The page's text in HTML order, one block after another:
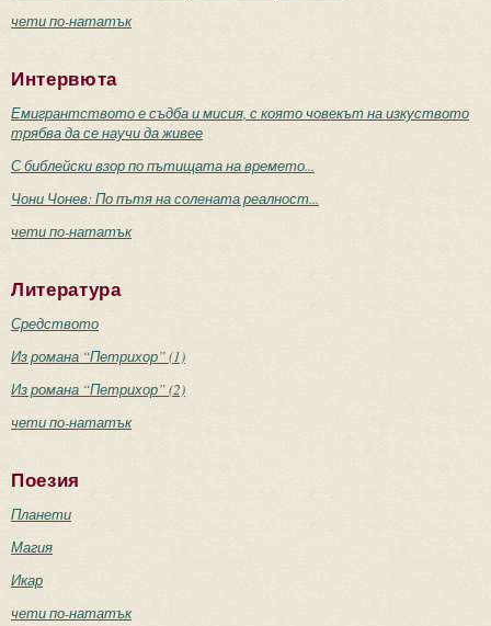
чети по-нататък
Интервюта
Емигрантството е съдба и мисия, с която човекът на изкуството
трябва да се научи да живее
С библейски взор по пътищата на времето...
Чони Чонев: По пътя на солената реалност...
чети по-нататък
Литература
Средството
Из романа “Петрихор” (1)
Из романа “Петрихор” (2)
чети по-нататък
Поезия
Планети
Магия
Икар
чети по-нататък